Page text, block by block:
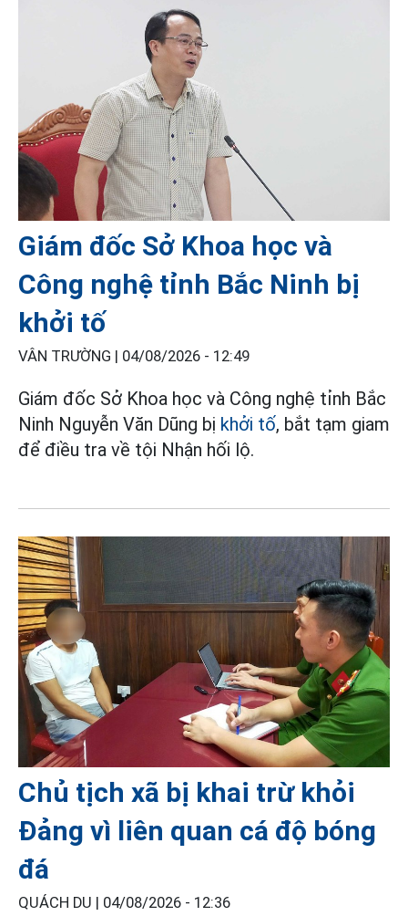
Giám đốc Sở Khoa học và
Công nghệ tỉnh Bắc Ninh bị
khởi tố
VÂN TRƯỜNG | 04/08/2026 - 12:49
Giám đốc Sở Khoa học và Công nghệ tỉnh Bắc
Ninh Nguyễn Văn Dũng bị khởi tố, bắt tạm giam
để điều tra về tội Nhận hối lộ.
Chủ tịch xã bị khai trừ khỏi
Đảng vì liên quan cá độ bóng
đá
QUÁCH DU | 04/08/2026 - 12:36